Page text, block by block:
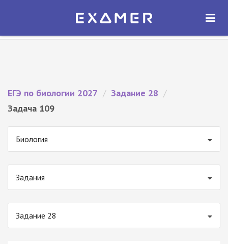
Экзамер — ЕГЭ 2027
ОТКРЫТЬ
ЕГЭ по биологии 2027 / Задание 28 /
Задача 109
Биология
Задания
Задание 28